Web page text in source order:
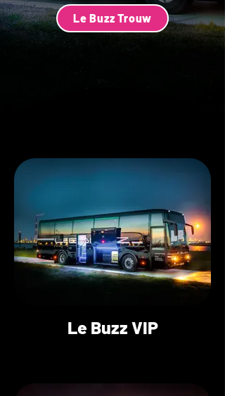
Le Buzz Trouw
Le Buzz VIP